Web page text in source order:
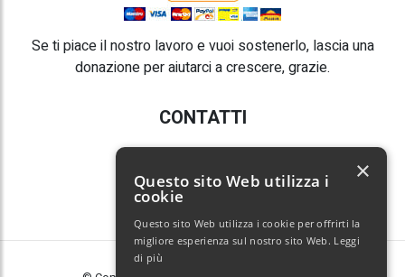
Se ti piace il nostro lavoro e vuoi sostenerlo, lascia una
donazione per aiutarci a crescere, grazie.
CONTATTI
E-mail:info@poochy.it
Questo sito Web utilizza i
cookie
Questo sito Web utilizza i cookie per offrirti la
migliore esperienza sul nostro sito Web. Leggi
di più
×